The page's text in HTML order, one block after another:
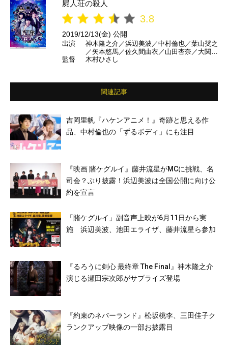
屍人荘の殺人
3.8
2019/12/13(金) 公開
出演
神木隆之介／浜辺美波／中村倫也／葉山奨之
／矢本悠馬／佐久間由衣／山田杏奈／大関れ
いか／福本莉子／塚地武雅／ふせえり／池田
監督 木村ひさし
関連記事
吉岡里帆『ハケンアニメ！』奇跡と思える作
品、中村倫也の「ずるボディ」にも注目
『映画 賭ケグルイ』藤井流星がMCに挑戦、名
司会？ぶり披露！浜辺美波は全国公開に向け公
約を宣言
「賭ケグルイ」副音声上映が6月11日から実
施 浜辺美波、池田エライザ、藤井流星ら参加
『るろうに剣心 最終章 The Final』神木隆之介
演じる瀬田宗次郎がサプライズ登場
『約束のネバーランド』松坂桃李、三田佳子ク
ランクアップ映像の一部お披露目